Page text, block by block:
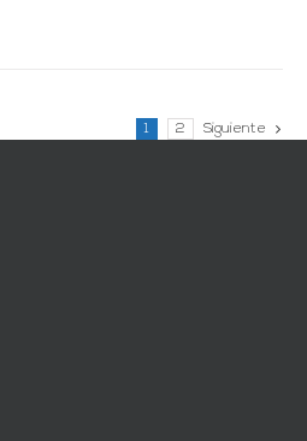
1 2 Siguiente